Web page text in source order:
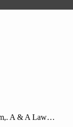
A & A Law…